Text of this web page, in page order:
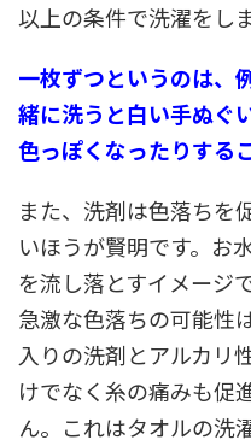
以上の条件で洗濯をし
一枚ずつというのは、
緒に洗うと白い手ぬぐ
色っぽくなったりする
また、洗剤は色落ちを
いほうが賢明です。お
を流し落とすイメージ
急激な色落ちの可能性
入りの洗剤とアルカリ
けでなく糸の痛みも促
ん。これはタオルの洗